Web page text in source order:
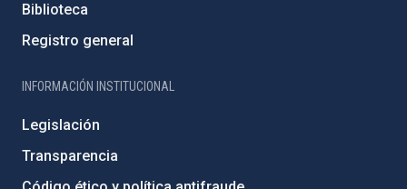
Biblioteca
Registro general
INFORMACIÓN INSTITUCIONAL
Legislación
Transparencia